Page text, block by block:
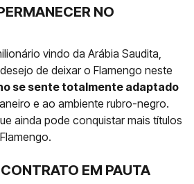
NO
vindo da Arábia Saudita,
de deixar o Flamengo neste
se sente totalmente adaptado
e ao ambiente rubro-negro.
ainda pode conquistar mais títulos
EM PAUTA